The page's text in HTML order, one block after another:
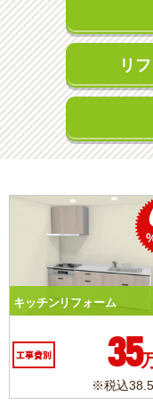
リ
%OFF
万円〜
お風呂リフォー
工事費別